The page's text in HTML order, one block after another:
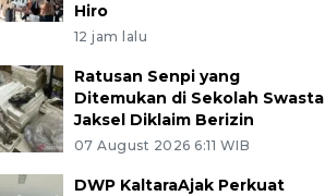
Hiro
12 jam lalu
Ratusan Senpi yang
Ditemukan di Sekolah Swasta
Jaksel Diklaim Berizin
07 August 2026 6:11 WIB
DWP KaltaraAjak Perkuat